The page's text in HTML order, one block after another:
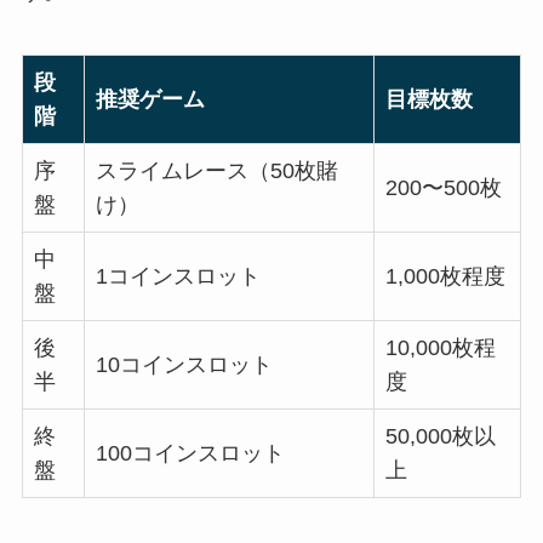
段
階
推奨ゲーム 目標枚数
序
盤
スライムレース（50枚賭
け）
200〜500枚
中
盤
1コインスロット 1,000枚程度
後
半
10コインスロット
10,000枚程
度
終
盤
100コインスロット
50,000枚以
上